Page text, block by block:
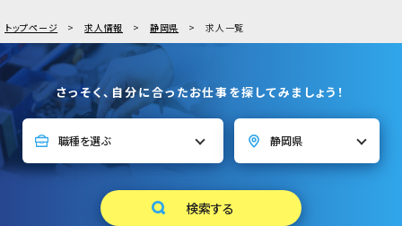
トップページ 求人情報 静岡県 求人一覧
さっそく、自分に合ったお仕事を探してみましょう！